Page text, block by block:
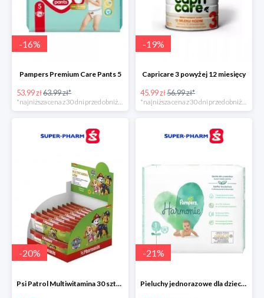
-16%
Pampers Premium Care Pants 5
53.99 zł63.99 zł*
*najniższa cena z 30 dni przed obniżką
-19%
Capricare 3 powyżej 12 miesięcy
45.99 zł56.99 zł*
*najniższa cena z 30 dni przed obniżką
-20%
Psi Patrol Multiwitamina 30 sztuk
-21%
Pieluchy jednorazowe dla dzieci Pampers Harmonie